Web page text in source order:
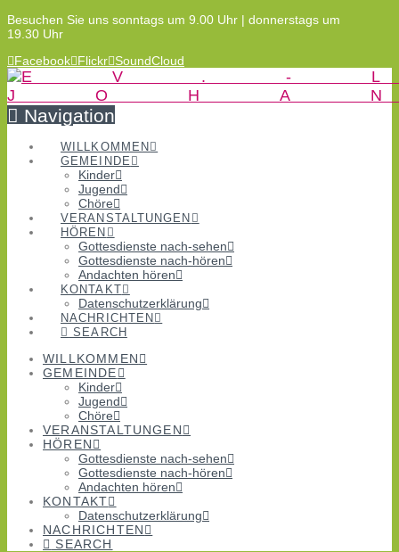
Besuchen Sie uns sonntags um 9.00 Uhr | donnerstags um
19.30 Uhr
Facebook Flickr SoundCloud
Navigation
WILLKOMMEN
GEMEINDE
Kinder
Jugend
Chöre
VERANSTALTUNGEN
HÖREN
Gottesdienste nach-sehen
Gottesdienste nach-hören
Andachten hören
KONTAKT
Datenschutzerklärung
NACHRICHTEN
SEARCH
WILLKOMMEN
GEMEINDE
Kinder
Jugend
Chöre
VERANSTALTUNGEN
HÖREN
Gottesdienste nach-sehen
Gottesdienste nach-hören
Andachten hören
KONTAKT
Datenschutzerklärung
NACHRICHTEN
SEARCH